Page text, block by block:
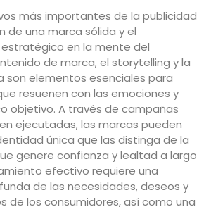
más importantes de la publicidad
de una marca sólida y el
en la mente del
de marca, el storytelling y la
son elementos esenciales para
resuenen con las emociones y
objetivo. A través de campañas
ejecutadas, las marcas pueden
única que las distinga de la
genere confianza y lealtad a largo
efectivo requiere una
de las necesidades, deseos y
de los consumidores, así como una